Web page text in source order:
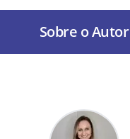
Sobre o Autor